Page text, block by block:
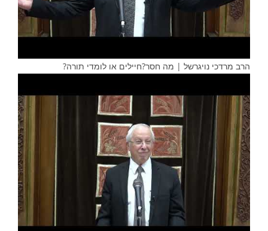
הרב מרדכי נויגרשל | מה חסר?חיילים או לומדי תורה?